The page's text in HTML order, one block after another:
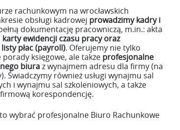
rachunkowym na wrocławskich
obsługi kadrowej prowadzimy kadry i
dokumentację pracowniczą, m.in.: akta
karty ewidencji czasu pracy oraz
płac (payroll). Oferujemy nie tylko
księgowe, ale także profesjonalne
biuraz wynajmem adresu dla firmy (na
Świadczymy również usługi wynajmu sal
i wynajmu sal szkoleniowych, a także
korespondencję.
wybrać profesjonalne Biuro Rachunkowe